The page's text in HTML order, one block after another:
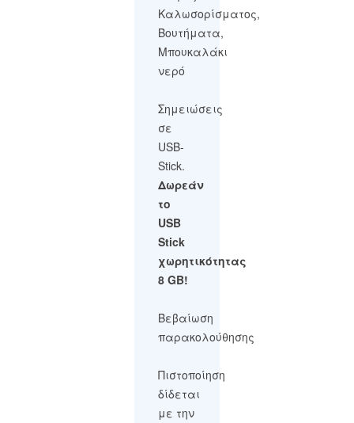
Καλωσορίσματος,
Βουτήματα,
Μπουκαλάκι
νερό
Σημειώσεις
σε
USB-
Stick.
Δωρεάν
το
USB
Stick
χωρητικότητας
8 GB!
Βεβαίωση
παρακολούθησης
Πιστοποίηση
δίδεται
με την